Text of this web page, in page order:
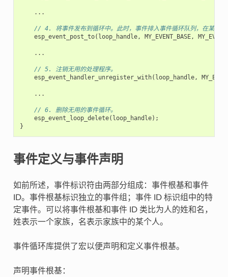
...
// 4. 将事件发布到循环中。此时，事件排入事件循环队列，在某个
esp_event_post_to( loop_handle, MY_EVENT_BASE,
...
// 5. 注销无用的处理程序。
esp_event_handler_unregister_with( loop_handle,
...
// 6. 删除无用的事件循环。
esp_event_loop_delete( loop_handle);
}
事件定义与事件声明
如前所述，事件标识符由两部分组成：事件根基和事件
ID。事件根基标识独立的事件组；事件 ID 标识组中的特
定事件。可以将事件根基和事件 ID 类比为人的姓和名，
姓表示一个家族，名表示家族中的某个人。
事件循环库提供了宏以便声明和定义事件根基。
声明事件根基：